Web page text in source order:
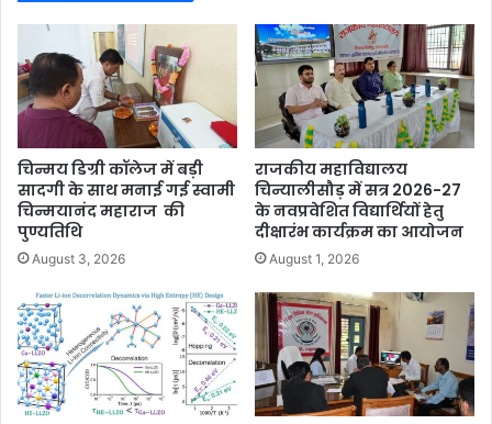
चिन्मय डिग्री कॉलेज में बड़ी
सादगी के साथ मनाई गई स्वामी
चिन्मयानंद महाराज की
पुण्यतिथि
August 3, 2026
राजकीय महाविद्यालय
चिन्यालीसौड़ में सत्र 2026-27
के नवप्रवेशित विद्यार्थियों हेतु
दीक्षारंभ कार्यक्रम का आयोजन
August 1, 2026